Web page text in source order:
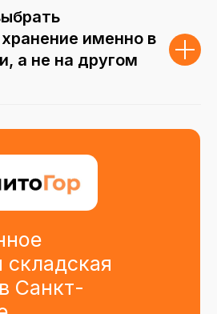
именно в
а не на другом